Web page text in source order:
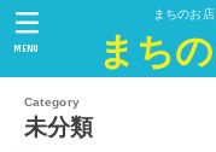
まちのお
まち
MENU
未分類